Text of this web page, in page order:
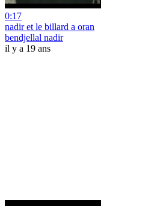
0:17
nadir et le billard a oran
bendjellal nadir
il y a 19 ans